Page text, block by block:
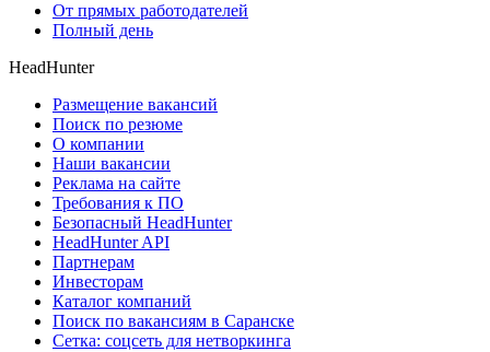
От прямых работодателей
Полный день
HeadHunter
Размещение вакансий
Поиск по резюме
О компании
Наши вакансии
Реклама на сайте
Требования к ПО
Безопасный HeadHunter
HeadHunter API
Партнерам
Инвесторам
Каталог компаний
Поиск по вакансиям в Саранске
Сетка: соцсеть для нетворкинга